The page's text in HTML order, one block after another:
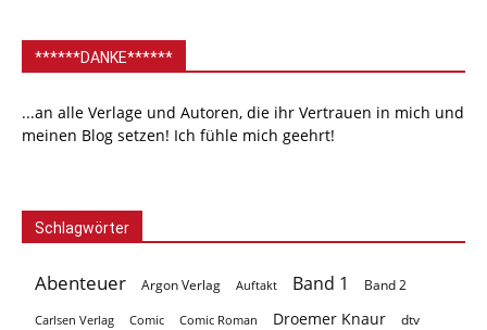
******DANKE******
...an alle Verlage und Autoren, die ihr Vertrauen in mich und
meinen Blog setzen! Ich fühle mich geehrt!
Schlagwörter
Abenteuer Argon Verlag Auftakt Band 1 Band 2
Carlsen Verlag Comic Comic Roman Droemer Knaur dtv